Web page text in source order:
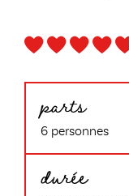
parts
6 personnes
durée